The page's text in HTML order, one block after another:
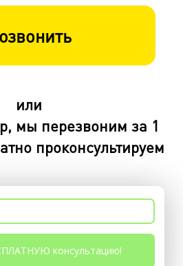
или
мы перезвоним за 1
проконсультируем